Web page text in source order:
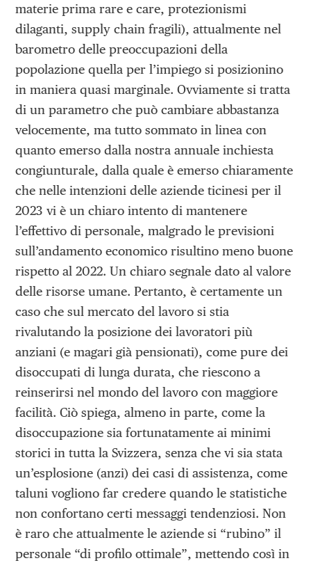
materie prima rare e care, protezionismi
dilaganti, supply chain fragili), attualmente nel
barometro delle preoccupazioni della
popolazione quella per l’impiego si posizionino
in maniera quasi marginale. Ovviamente si tratta
di un parametro che può cambiare abbastanza
velocemente, ma tutto sommato in linea con
quanto emerso dalla nostra annuale inchiesta
congiunturale, dalla quale è emerso chiaramente
che nelle intenzioni delle aziende ticinesi per il
2023 vi è un chiaro intento di mantenere
l’effettivo di personale, malgrado le previsioni
sull’andamento economico risultino meno buone
rispetto al 2022. Un chiaro segnale dato al valore
delle risorse umane. Pertanto, è certamente un
caso che sul mercato del lavoro si stia
rivalutando la posizione dei lavoratori più
anziani (e magari già pensionati), come pure dei
disoccupati di lunga durata, che riescono a
reinserirsi nel mondo del lavoro con maggiore
facilità. Ciò spiega, almeno in parte, come la
disoccupazione sia fortunatamente ai minimi
storici in tutta la Svizzera, senza che vi sia stata
un’esplosione (anzi) dei casi di assistenza, come
taluni vogliono far credere quando le statistiche
non confortano certi messaggi tendenziosi. Non
è raro che attualmente le aziende si “rubino” il
personale “di profilo ottimale”, mettendo così in